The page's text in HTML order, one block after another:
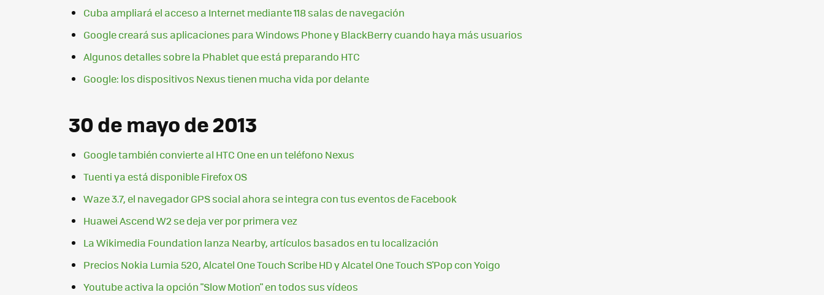
Cuba ampliará el acceso a Internet mediante 118 salas de navegación
Google creará sus aplicaciones para Windows Phone y BlackBerry cuando haya más usuarios
Algunos detalles sobre la Phablet que está preparando HTC
Google: los dispositivos Nexus tienen mucha vida por delante
30 de mayo de 2013
Google también convierte al HTC One en un teléfono Nexus
Tuenti ya está disponible Firefox OS
Waze 3.7, el navegador GPS social ahora se integra con tus eventos de Facebook
Huawei Ascend W2 se deja ver por primera vez
La Wikimedia Foundation lanza Nearby, artículos basados en tu localización
Precios Nokia Lumia 520, Alcatel One Touch Scribe HD y Alcatel One Touch S'Pop con Yoigo
Youtube activa la opción "Slow Motion" en todos sus vídeos